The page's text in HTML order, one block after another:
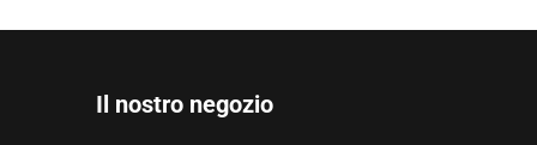
Il nostro negozio